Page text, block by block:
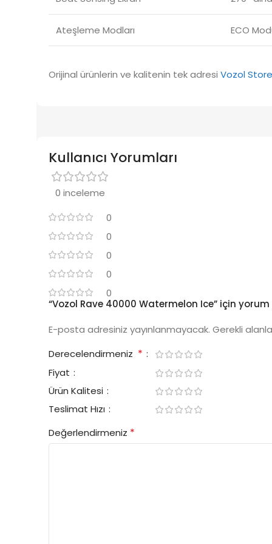
Ateşleme Modları ECO
Orijinal ürünlerin ve kalitenin tek adresi Vozol Store
Kullanıcı Yorumları
0 inceleme
0
0
0
0
0
“Vozol Rave 40000 Watermelon Ice” için
E-posta adresiniz yayınlanmayacak. Gerekli
Derecelendirmeniz *
Fiyat
Ürün Kalitesi
Teslimat Hızı
Değerlendirmeniz *